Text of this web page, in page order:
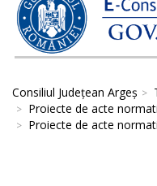
Consiliul Județean Argeș
Proiecte de acte
Proiecte de acte